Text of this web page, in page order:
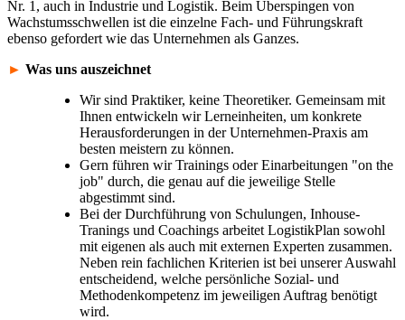
Nr. 1, auch in Industrie und Logistik. Beim Überspingen von
Wachstumsschwellen ist die einzelne Fach- und Führungskraft
ebenso gefordert wie das Unternehmen als Ganzes.
► Was uns auszeichnet
Wir sind Praktiker, keine Theoretiker. Gemeinsam mit
Ihnen entwickeln wir Lerneinheiten, um konkrete
Herausforderungen in der Unternehmen-Praxis am
besten meistern zu können.
Gern führen wir Trainings oder Einarbeitungen "on the
job" durch, die genau auf die jeweilige Stelle
abgestimmt sind.
Bei der Durchführung von Schulungen, Inhouse-
Tranings und Coachings arbeitet LogistikPlan sowohl
mit eigenen als auch mit externen Experten zusammen.
Neben rein fachlichen Kriterien ist bei unserer Auswahl
entscheidend, welche persönliche Sozial- und
Methodenkompetenz im jeweiligen Auftrag benötigt
wird.